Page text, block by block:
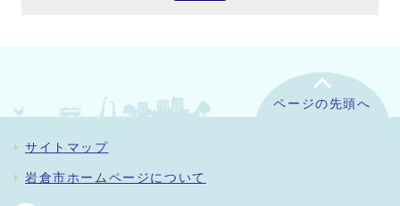
ページの先頭へ
サイトマップ
岩倉市ホームページについて